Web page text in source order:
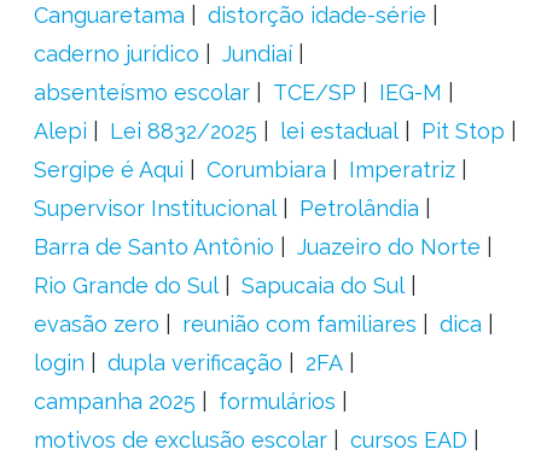
Canguaretama
distorção idade-série
caderno jurídico
Jundiaí
absenteísmo escolar
TCE/SP
IEG-M
Alepi
Lei 8832/2025 lei estadual
Pit Stop
Sergipe é Aqui
Corumbiara
Imperatriz
Supervisor Institucional
Petrolândia
Barra de Santo Antônio
Juazeiro do Norte
Rio Grande do Sul
Sapucaia do Sul
evasão zero
reunião com familiares
dica
login
dupla verificação
2FA
campanha 2025
formulários
motivos de exclusão escolar
cursos EAD